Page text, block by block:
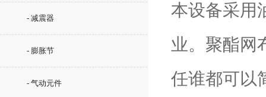
- 减震器
- 膨胀节
- 气动元件
本设备采用
业。聚酯网
任谁都可以